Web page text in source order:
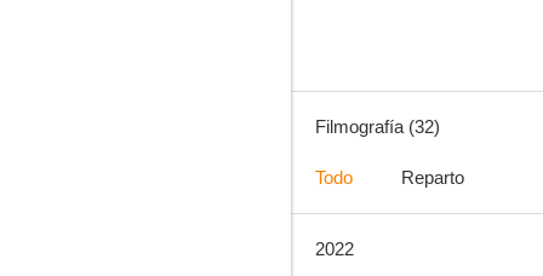
Filmografía (32)
Todo Reparto
2022